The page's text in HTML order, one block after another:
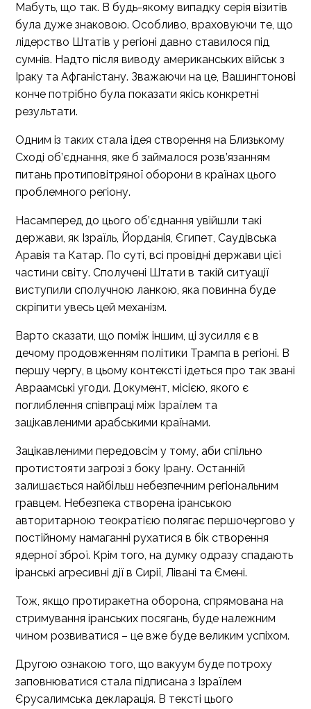
Мабуть, що так. В будь-якому випадку серія візитів
була дуже знаковою. Особливо, враховуючи те, що
лідерство Штатів у регіоні давно ставилося під
сумнів. Надто після виводу американських військ з
Іраку та Афганістану. Зважаючи на це, Вашингтонові
конче потрібно була показати якісь конкретні
результати.
Одним із таких стала ідея створення на Близькому
Сході об’єднання, яке б займалося розв’язанням
питань протиповітряної оборони в країнах цього
проблемного регіону.
Насамперед до цього об’єднання увійшли такі
держави, як Ізраїль, Йорданія, Єгипет, Саудівська
Аравія та Катар. По суті, всі провідні держави цієї
частини світу. Сполучені Штати в такій ситуації
виступили сполучною ланкою, яка повинна буде
скріпити увесь цей механізм.
Варто сказати, що поміж іншим, ці зусилля є в
дечому продовженням політики Трампа в регіоні. В
першу чергу, в цьому контексті ідеться про так звані
Авраамські угоди. Документ, місією, якого є
поглиблення співпраці між Ізраїлем та
зацікавленими арабськими країнами.
Зацікавленими передовсім у тому, аби спільно
протистояти загрозі з боку Ірану. Останній
залишається найбільш небезпечним регіональним
гравцем. Небезпека створена іранською
авторитарною теократією полягає першочергово у
постійному намаганні рухатися в бік створення
ядерної зброї. Крім того, на думку одразу спадають
іранські агресивні дії в Сирії, Лівані та Ємені.
Тож, якщо протиракетна оборона, спрямована на
стримування іранських посягань, буде належним
чином розвиватися – це вже буде великим успіхом.
Другою ознакою того, що вакуум буде потроху
заповнюватися стала підписана з Ізраїлем
Єрусалимська декларація. В тексті цього